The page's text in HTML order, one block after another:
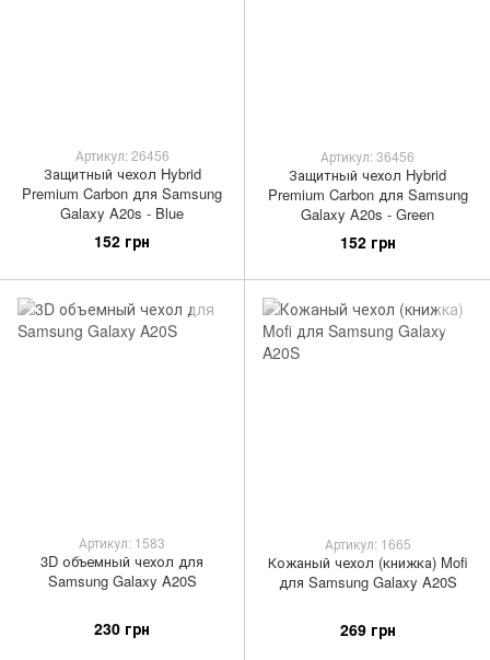
Артикул: 26456
Защитный чехол Hybrid
Premium Carbon для Samsung
Galaxy A20s - Blue
152 грн
Артикул: 36456
Защитный чехол Hybrid
Premium Carbon для Samsung
Galaxy A20s - Green
152 грн
Артикул: 1583
3D объемный чехол для
Samsung Galaxy A20S
230 грн
Артикул: 1665
Кожаный чехол (книжка) Mofi
для Samsung Galaxy A20S
269 грн